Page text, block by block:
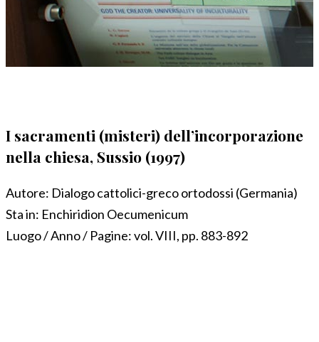
I sacramenti (misteri) dell’incorporazione
nella chiesa, Sussio (1997)
Autore: Dialogo cattolici-greco ortodossi (Germania)
Sta in: Enchiridion Oecumenicum
Luogo / Anno / Pagine:vol. VIII, pp. 883-892